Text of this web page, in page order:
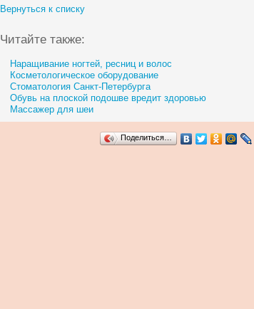
Вернуться к списку
Читайте также:
Наращивание ногтей, ресниц и волос
Косметологическое оборудование
Стоматология Санкт-Петербурга
Обувь на плоской подошве вредит здоровью
Массажер для шеи
Поделиться…